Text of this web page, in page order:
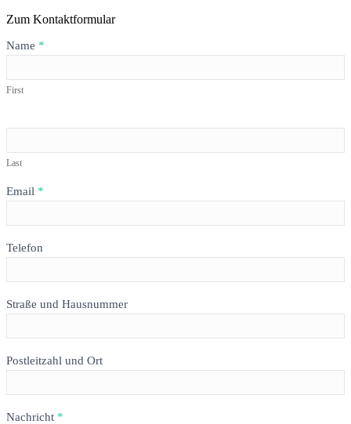
Zum Kontaktformular
Formular
HAPPY
Name *
First
Last
Email *
Telefon
Straße und Hausnummer
Postleitzahl und Ort
Nachricht *